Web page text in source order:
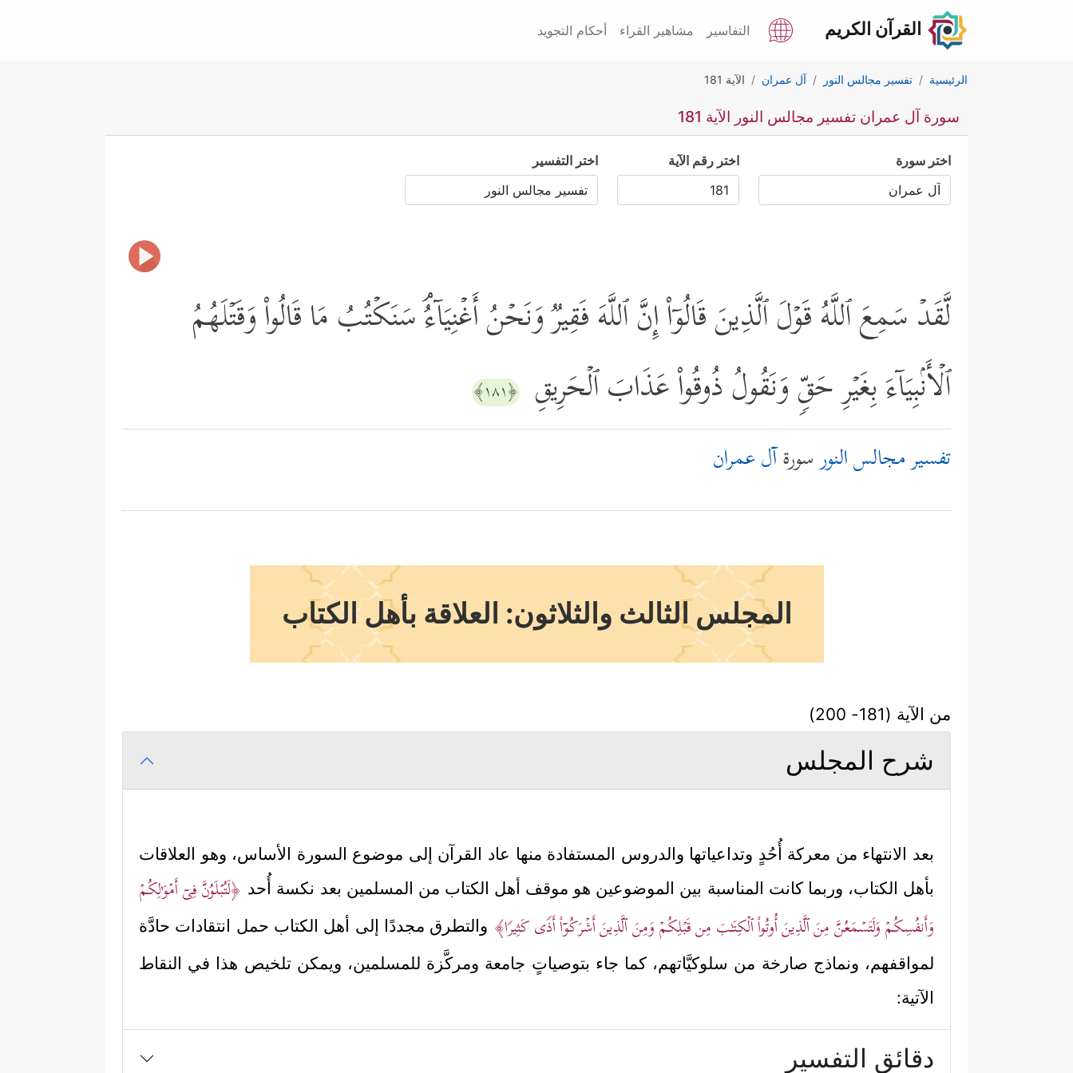
القرآن الكريم التفاسير مشاهير القراء أحكام التجويد
الرئيسية تفسير مجالس النور آل عمران الآية 181
سورة آل عمران تفسير مجالس النور الآية 181
اختر سورة اختر رقم الآية اختر التفسير
لَّقَدۡ سَمِعَ ٱللَّهُ قَوۡلَ ٱلَّذِینَ قَالُوۤاْ إِنَّ ٱللَّهَ فَقِیرࣱ وَنَحۡنُ أَغۡنِیَاۤءُۘ سَنَكۡتُبُ مَا قَالُواْ وَقَتۡلَهُمُ
ٱلۡأَنۢبِیَاۤءَ بِغَیۡرِ حَقࣲّ وَنَقُولُ ذُوقُواْ عَذَابَ ٱلۡحَرِیقِ ﴿١٨١﴾
تفسير مجالس النورسورةآل عمران
المجلس الثالث والثلاثون: العلاقة بأهل الكتاب
من الآية (181- 200)
شرح المجلس
بعد الانتهاء من معركة أُحُدٍ وتداعياتها والدروس المستفادة منها عاد القرآن إلى موضوع السورة الأساس، وهو العلاقات
بأهل الكتاب، وربما كانت المناسبة بين الموضوعين هو موقف أهل الكتاب من المسلمين بعد نكسة أُحد ﴿لَتُبۡلَوُنَّ فِیۤ أَمۡوَ ٰ⁠لِكُمۡ
وَأَنفُسِكُمۡ وَلَتَسۡمَعُنَّ مِنَ ٱلَّذِینَ أُوتُواْ ٱلۡكِتَـٰبَ مِن قَبۡلِكُمۡ وَمِنَ ٱلَّذِینَ أَشۡرَكُوۤاْ أَذࣰى كَثِیرࣰا﴾ والتطرق مجددًا إلى أهل الكتاب حمل انتقادات حادَّة
لمواقفهم، ونماذج صارخة من سلوكيَّاتهم، كما جاء بتوصياتٍ جامعة ومركَّزة للمسلمين، ويمكن تلخيص هذا في النقاط
الآتية:
دقائق التفسير